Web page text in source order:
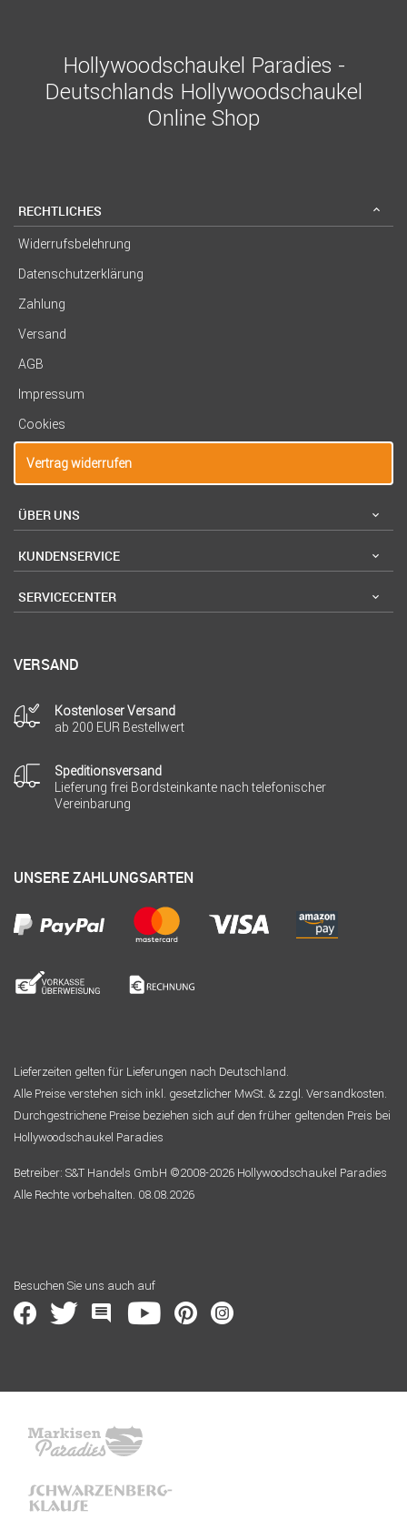
Hollywoodschaukel Paradies -
Deutschlands Hollywoodschaukel
Online Shop
RECHTLICHES
Widerrufsbelehrung
Datenschutzerklärung
Zahlung
Versand
AGB
Impressum
Cookies
Vertrag widerrufen
ÜBER UNS
KUNDENSERVICE
SERVICECENTER
VERSAND
Kostenloser Versand
ab 200 EUR Bestellwert
Speditionsversand
Lieferung frei Bordsteinkante nach telefonischer
Vereinbarung
UNSERE ZAHLUNGSARTEN
Lieferzeiten gelten für Lieferungen nach Deutschland.
Alle Preise verstehen sich inkl. gesetzlicher MwSt. & zzgl. Versandkosten.
Durchgestrichene Preise beziehen sich auf den früher geltenden Preis bei
Hollywoodschaukel Paradies
Betreiber: S&T Handels GmbH ©2008-2026 Hollywoodschaukel Paradies
Alle Rechte vorbehalten. 08.08.2026
Besuchen Sie uns auch auf